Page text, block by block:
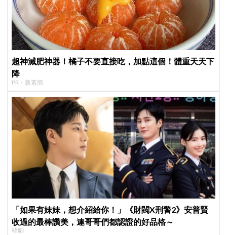
超神減肥神器！橘子不要直接吃，加點這個！體重天天下
降
PR・新素簡
「如果有妹妹，想介紹給你！」《財閥X刑警2》安普賢
收過的最棒讚美，連哥哥們都認證的好品格～
韓劇